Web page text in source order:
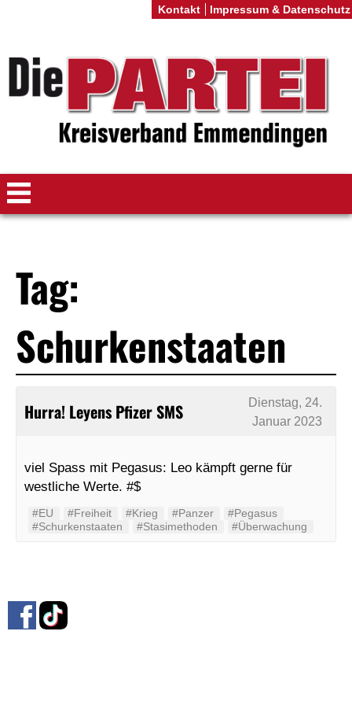
Tag:
Schurkenstaaten
Hurra! Leyens Pfizer SMS
Dienstag, 24.
Januar 2023
viel Spass mit Pegasus: Leo kämpft gerne für
westliche Werte. #$
#EU #Freiheit #Krieg #Panzer
#Pegasus
#Schurkenstaaten
#Stasimethoden #Überwachung
Kontakt Impressum & Datenschutz